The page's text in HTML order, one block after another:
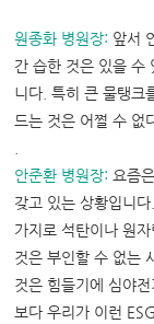
원종화 병원장: 앞서
간 습한 것은 있을 수
니다. 특히 큰 물탱크
드는 것은 어쩔 수 없
안준환 병원장: 요즘
갖고 있는 상황입니
가지로 석탄이나 원
것은 부인할 수 없는
것은 힘들기에 심야
보다 우리가 이런